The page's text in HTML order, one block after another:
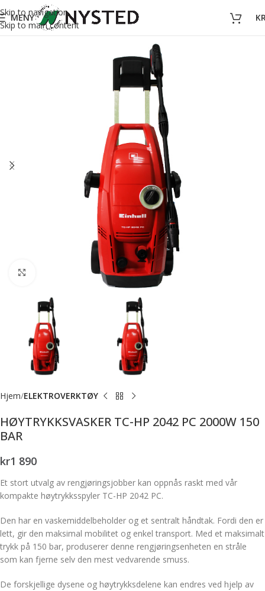
Skip to navigation
Skip to main content
MENY
Hjem ELEKTROVERKTØY
HØYTRYKKSVASKER TC-HP 2042 PC 2000W 150
BAR
kr1 890
Et stort utvalg av rengjøringsjobber kan oppnås raskt med vår
kompakte høytrykksspyler TC-HP 2042 PC.
Den har en vaskemiddelbeholder og et sentralt håndtak. Fordi den er
lett, gir den maksimal mobilitet og enkel transport. Med et maksimalt
trykk på 150 bar, produserer denne rengjøringsenheten en stråle
som kan fjerne selv den mest vedvarende smuss.
De forskjellige dysene og høytrykksdelene kan endres ved hjelp av